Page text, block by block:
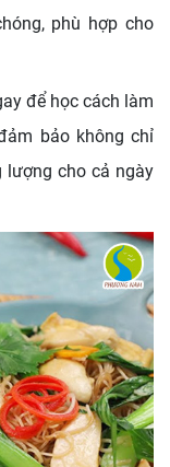
phù hợp cho
để học cách làm
bảo không chỉ
lượng cho cả ngày